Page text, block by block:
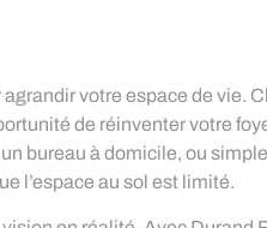
votre espace de vie.
de réinventer votre
bureau à domicile, ou
l’espace au sol est limité.